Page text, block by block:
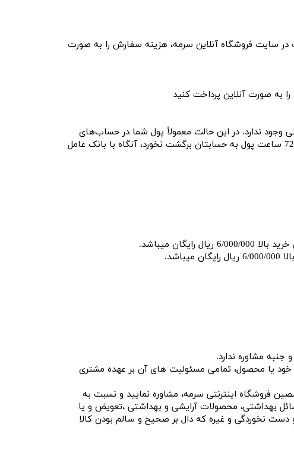
در سایت فروشگاه آنلاین سرمه، هزینه سفارش را به صورت
به صورت آنلاین پرداخت کنید
وجود ندارد. در این حالت معمولاً پول شما در حساب‏‌های
میانی بانک است و خود بانک مغایرت‏‌ها را رفع کرده و مبلغ را به صورت خودکار به حساب شما برگشت می‌‏دهد. اگر تا 72 ساعت پول به حسابتان برگشت نخورد، آنگاه با بانک عامل
مشاوره ندارد.
خود یا محصول، تمامی مسئولیت های آن بر عهده مشتری
فروشگاه اینترنتی سرمه، مشاوره نمایید و نسبت به
بهداشتی، محصولات آرایشی و بهداشتی ،تعویض و یا
دست نخوردگی و غیره که دال بر صحیح و سالم بودن کالا